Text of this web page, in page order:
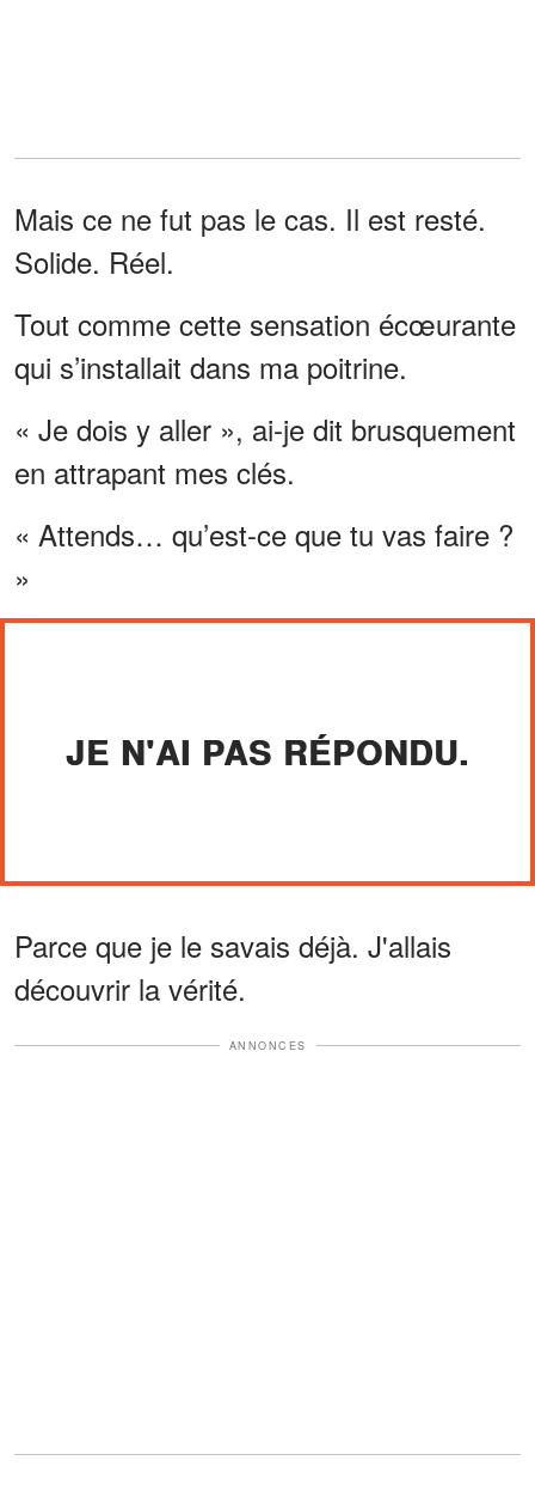
Mais ce ne fut pas le cas. Il est resté.
Solide. Réel.
Tout comme cette sensation écœurante
qui s’installait dans ma poitrine.
« Je dois y aller », ai-je dit brusquement
en attrapant mes clés.
« Attends… qu’est-ce que tu vas faire ?
»
JE N'AI PAS RÉPONDU.
Parce que je le savais déjà. J'allais
découvrir la vérité.
ANNONCES